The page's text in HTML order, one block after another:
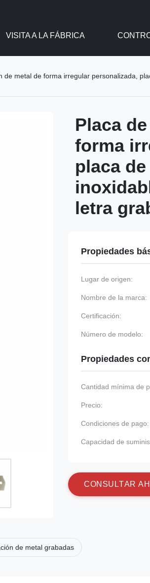
VISITA A LA FÁBRICA
metal de forma irregular personalizada, placa de
Placa
forma
placa
letra
Propiedades
Lugar de origen:
Nombre de la marca:
Certificación:
Número de modelo:
Propiedades
Cantidad mínima de
Precio:
Condiciones de pago:
Capacidad de
CON SU LTAR A H
de metal grabadas